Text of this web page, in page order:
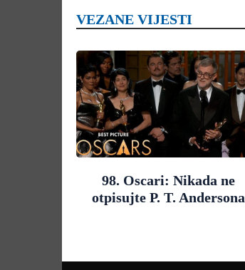
VEZANE VIJESTI
98. Oscari: Nikada ne
otpisujte P. T. Andersona